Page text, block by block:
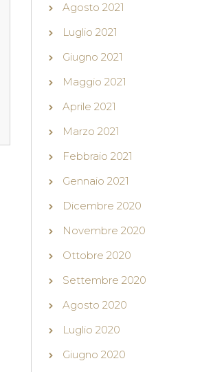
Agosto 2021
Luglio 2021
Giugno 2021
Maggio 2021
Aprile 2021
Marzo 2021
Febbraio 2021
Gennaio 2021
Dicembre 2020
Novembre 2020
Ottobre 2020
Settembre 2020
Agosto 2020
Luglio 2020
Giugno 2020